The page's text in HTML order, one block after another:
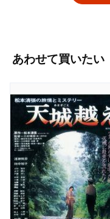
あわせて買いたい